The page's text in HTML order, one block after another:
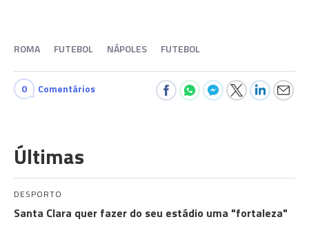
ROMA FUTEBOL NÁPOLES FUTEBOL
0 Comentários
Últimas
DESPORTO
Santa Clara quer fazer do seu estádio uma "fortaleza"